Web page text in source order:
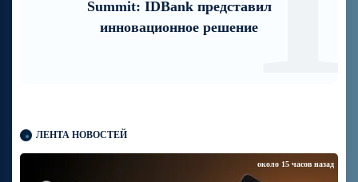
ЛЕНТА НОВОСТЕЙ
около 15 часов назад
предупреждает о кибератаках на
школьников